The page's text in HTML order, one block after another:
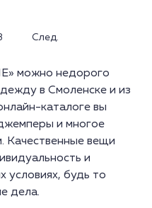
След.
можно недорого
в Смоленске и из
каталоге вы
и многое
Качественные вещи
и
условиях, будь то
дела.